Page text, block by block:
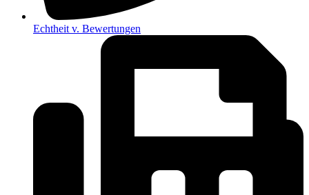
Echtheit v. Bewertungen